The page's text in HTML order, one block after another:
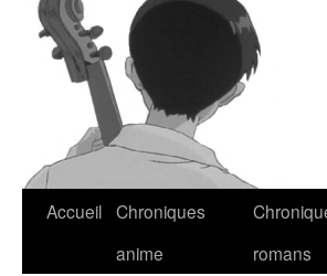
Accueil Chroniques
anime
romans